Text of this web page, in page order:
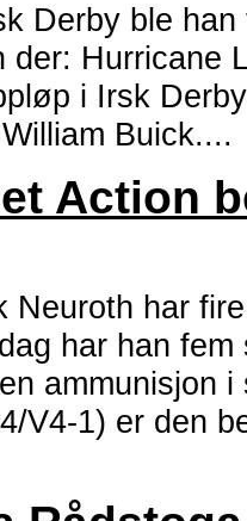
Derby ble han
der: Hurricane
i Irsk
William
Action
Neuroth har
har han fem
ammunisjon i
V4-1) er den